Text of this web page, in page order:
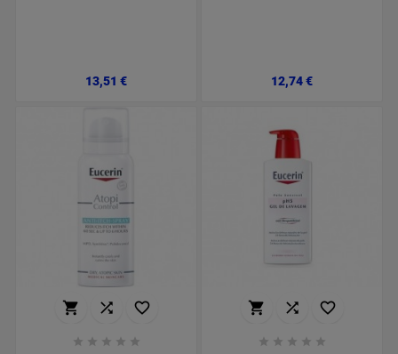
13,51 €Preço 12,74 €Preço
  
    
  
    